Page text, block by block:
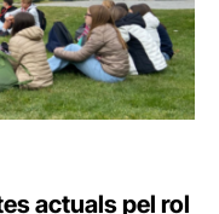
actuals pel rol